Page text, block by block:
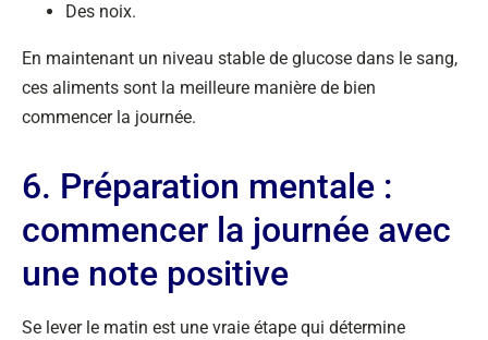
Des noix.
En maintenant un niveau stable de glucose dans le sang,
ces aliments sont la meilleure manière de bien
commencer la journée.
6. Préparation mentale :
commencer la journée avec
une note positive
Se lever le matin est une vraie étape qui détermine